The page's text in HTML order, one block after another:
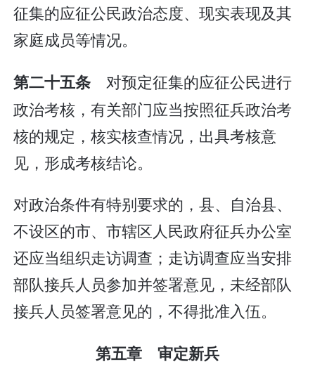
征集的应征公民政治态度、现实表现及其
家庭成员等情况。
第二十五条 对预定征集的应征公民进行
政治考核，有关部门应当按照征兵政治考
核的规定，核实核查情况，出具考核意
见，形成考核结论。
对政治条件有特别要求的，县、自治县、
不设区的市、市辖区人民政府征兵办公室
还应当组织走访调查；走访调查应当安排
部队接兵人员参加并签署意见，未经部队
接兵人员签署意见的，不得批准入伍。
第五章 审定新兵